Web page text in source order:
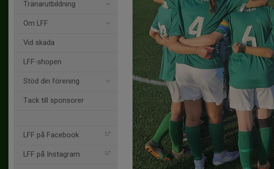
Tränarutbildning
Om LFF
Vid skada
LFF-shopen
Stöd din förening
Tack till sponsorer
LFF på Facebook
LFF på Instagram